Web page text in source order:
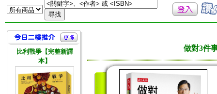
比利戰爭【完整新譯
本】
做對3件